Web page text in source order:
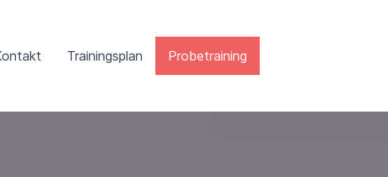
Trainingsplan Probetraining